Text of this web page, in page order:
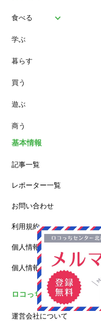
食べる
パン
スイーツ
ランチ
カフェ
学ぶ
暮らす
買う
遊ぶ
商う
基本情報
記事一覧
レポーター一覧
お問い合わせ
利用規約
個人情報保護方針
個人情報の取扱いについて
ロコっちについて
運営会社について